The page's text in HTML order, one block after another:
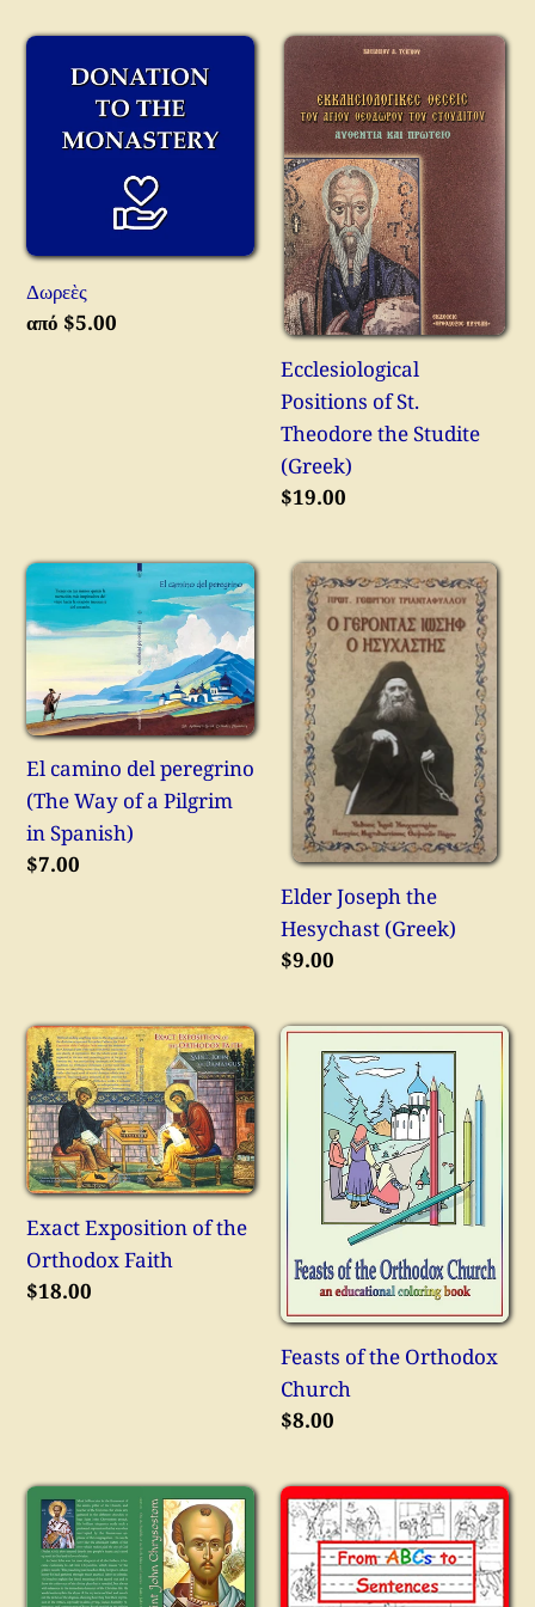
Δωρεὲς
Δωρεὲς
Κανονική
από $5.00
Ecclesiological
Positions
of
St.
Theodore
the
Studite
(Greek)
Ecclesiological
Positions of St.
Theodore the Studite
(Greek)
Κανονική
$19.00
El
camino
del
peregrino
(The
Way
of
a
Pilgrim
in
El camino del peregrino
(The Way of a Pilgrim
in Spanish)
Κανονική
$7.00
Elder
Joseph
the
Hesychast
(Greek)
Elder Joseph the
Hesychast (Greek)
Κανονική
$9.00
Exact
Exposition
of
the
Orthodox
Faith
Exact Exposition of the
Orthodox Faith
Κανονική
$18.00
Feasts
of
the
Orthodox
Church
Feasts of the Orthodox
Church
Κανονική
$8.00
Four
Homilies
on
the
From
ABCs
to
Sentences